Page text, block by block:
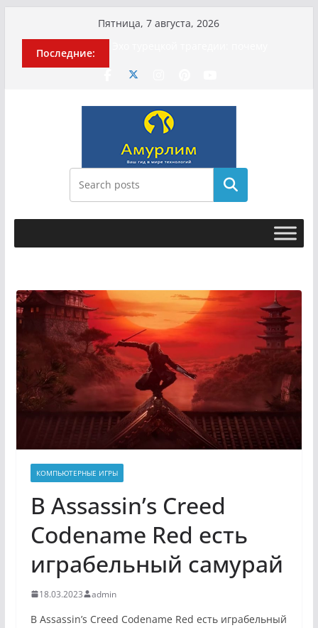
содержимому
Пятница, 7 августа, 2026
Последние:
Эхо турецкой трагедии: почему
«ожила» камера погибшей
Гусейна Гасанова заочно
приговорили к четырём годам
Илью Ремесло задержали по делу о
фейках о российской армии
Новые криминальные хроники
связали Диану Шурыгину и Настю
Поиск
КОМПЬЮТЕРНЫЕ ИГРЫ
В Assassin’s Creed
Codename Red есть
играбельный самурай
18.03.2023 admin
В Assassin’s Creed Codename Red есть играбельный